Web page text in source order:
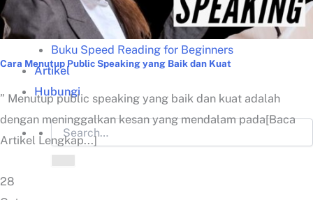
Buku Leadership Gratis
Buku Presentasi Memukau
Buku Speed Reading for Beginners
Artikel
Hubungi
Cara Menutup Public Speaking yang Baik dan Kuat
” Menutup public speaking yang baik dan kuat adalah
dengan meninggalkan kesan yang mendalam pada[Baca
Artikel Lengkap...]
28